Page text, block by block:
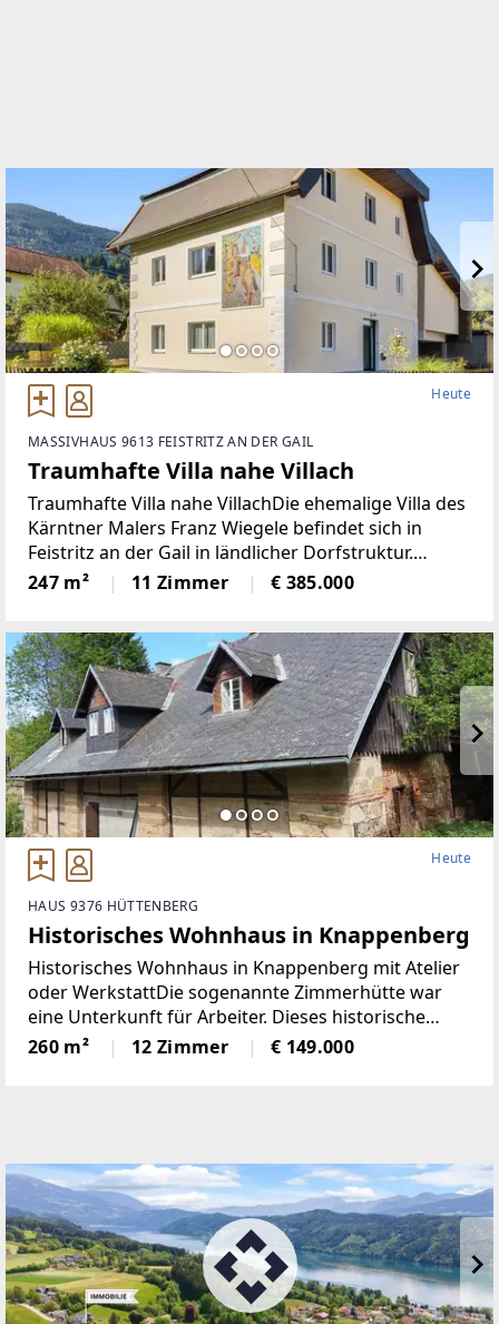
Heute
MASSIVHAUS 9613 FEISTRITZ AN DER GAIL
Traumhafte Villa nahe Villach
Traumhafte Villa nahe VillachDie ehemalige Villa des
Kärntner Malers Franz Wiegele befindet sich in
Feistritz an der Gail in ländlicher Dorfstruktur.
Wiegele (1887-1944) gehörte zu den Wegbereitern
der modernen Malerei in Österreich. Er war einer
247 m² 11 Zimmer € 385.000
Heute
HAUS 9376 HÜTTENBERG
Historisches Wohnhaus in Knappenberg
Historisches Wohnhaus in Knappenberg mit Atelier
oder WerkstattDie sogenannte Zimmerhütte war
eine Unterkunft für Arbeiter. Dieses historische
Gebäude hat eine Fläche von rund 520 m² auf zwei
Ebenen. Die untere Ebene eignet sich ideal für eine
260 m² 12 Zimmer € 149.000